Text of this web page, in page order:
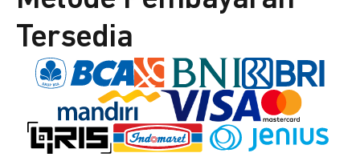
Tersedia